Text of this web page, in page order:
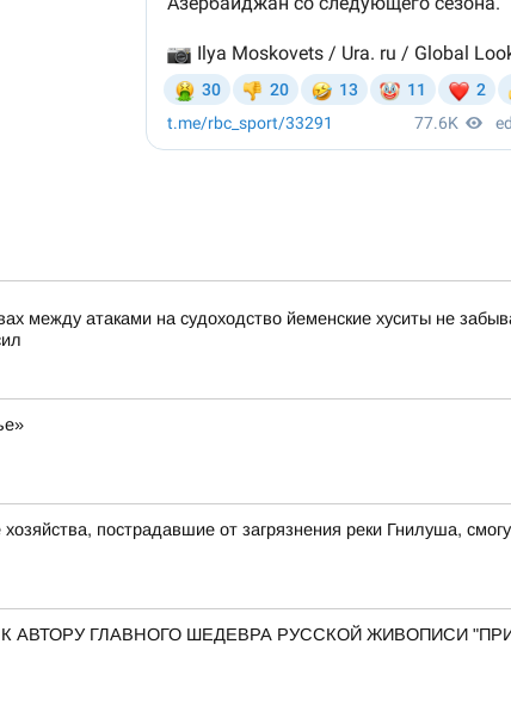
между атаками на судоходство йеменские хуситы не
пострадавшие от загрязнения реки Гнилуша,
К АВТОРУ ГЛАВНОГО ШЕДЕВРА РУССКОЙ ЖИВОПИСИ